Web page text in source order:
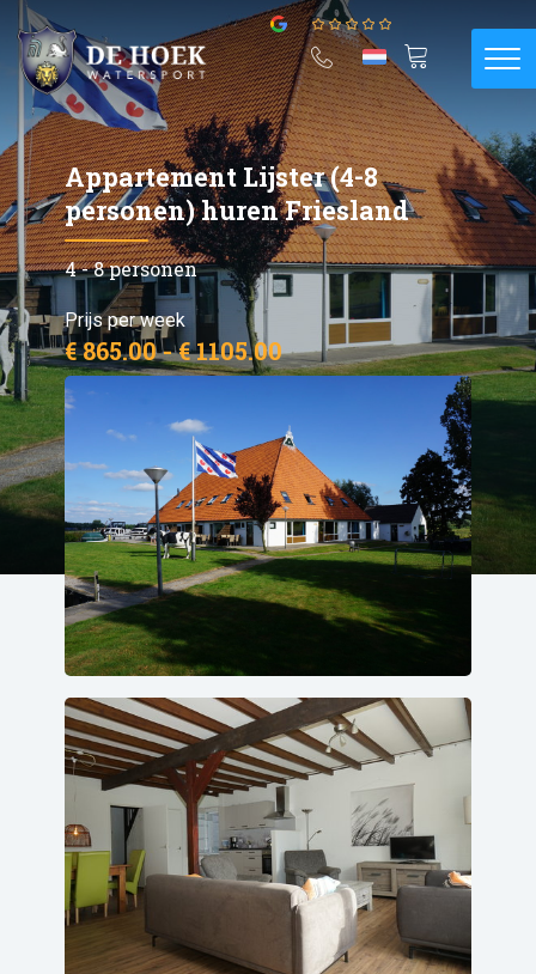
Appartement Lijster (4-8
personen) huren Friesland
4 - 8 personen
Prijs per week
€ 865.00 - € 1105.00